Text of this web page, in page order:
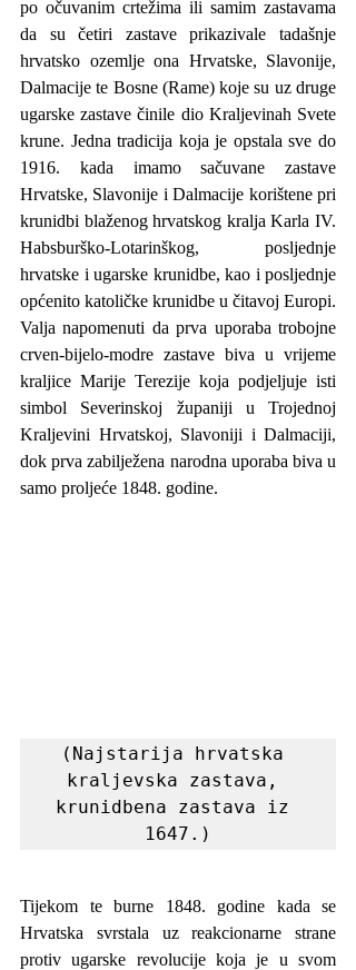
po očuvanim crtežima ili samim zastavama
da su četiri zastave prikazivale tadašnje
hrvatsko ozemlje ona Hrvatske, Slavonije,
Dalmacije te Bosne (Rame) koje su uz druge
ugarske zastave činile dio Kraljevinah Svete
krune. Jedna tradicija koja je opstala sve do
1916. kada imamo sačuvane zastave
Hrvatske, Slavonije i Dalmacije korištene pri
krunidbi blaženog hrvatskog kralja Karla IV.
Habsburško-Lotarinškog, posljednje
hrvatske i ugarske krunidbe, kao i posljednje
općenito katoličke krunidbe u čitavoj Europi.
Valja napomenuti da prva uporaba trobojne
crven-bijelo-modre zastave biva u vrijeme
kraljice Marije Terezije koja podjeljuje isti
simbol Severinskoj županiji u Trojednoj
Kraljevini Hrvatskoj, Slavoniji i Dalmaciji,
dok prva zabilježena narodna uporaba biva u
samo proljeće 1848. godine.
(Najstarija hrvatska
kraljevska zastava,
krunidbena zastava iz
1647.)
Tijekom te burne 1848. godine kada se
Hrvatska svrstala uz reakcionarne strane
protiv ugarske revolucije koja je u svom